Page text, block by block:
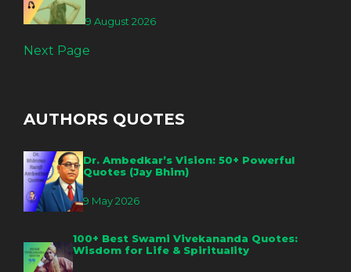
9 August 2026
Next Page
AUTHORS QUOTES
Dr. Ambedkar’s Vision: 50+ Powerful
Quotes (Jay Bhim)
9 May 2026
100+ Best Swami Vivekananda Quotes:
Wisdom for Life & Spirituality